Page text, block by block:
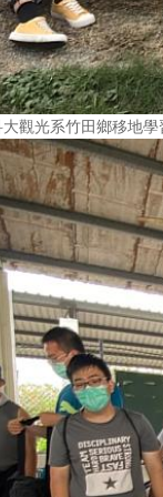
觀光系竹田鄉移地學